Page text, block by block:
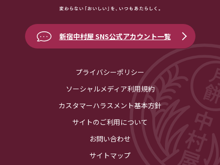
新宿中村屋 SNS公式アカウント一覧
プライバシーポリシー
ソーシャルメディア利用規約
カスタマーハラスメント基本方針
サイトのご利用について
お問い合わせ
サイトマップ